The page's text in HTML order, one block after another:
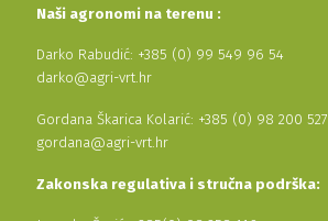
Naši agronomi na terenu :
Darko Rabudić: +385 (0) 99 549 96 54
darko@agri-vrt.hr
Gordana Škarica Kolarić: +385 (0) 98 200 527
gordana@agri-vrt.hr
Zakonska regulativa i stručna podrška: